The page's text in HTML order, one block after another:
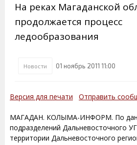
На реках Магаданской
продолжается процесс
ледообразования
Новости 01 ноябрь 2011 11:00
Версия для печати Отправить
МАГАДАН. КОЛЫМА-ИНФОРМ. По
подразделений Дальневосточного
территории Дальневосточного